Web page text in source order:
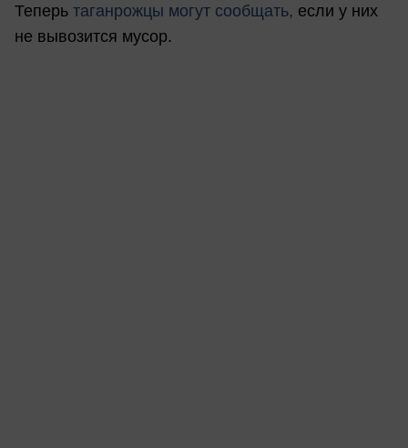
Теперь таганрожцы могут сообщать, если у них
не вывозится мусор.